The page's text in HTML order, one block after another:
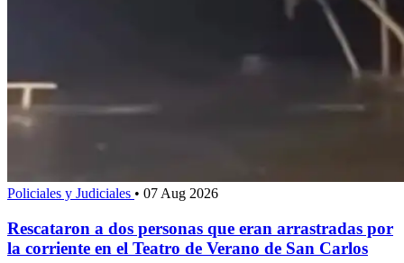
Policiales y Judiciales • 07 Aug 2026
Rescataron a dos personas que eran arrastradas por
la corriente en el Teatro de Verano de San Carlos